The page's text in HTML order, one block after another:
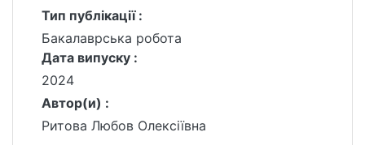
Тип публікації :
Бакалаврська робота
Дата випуску :
2024
Автор(и) :
Ритова Любов Олексіївна